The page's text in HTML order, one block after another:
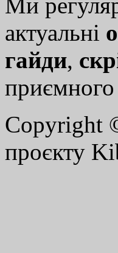
Ми
актуальні
гайди,
Copyright
проєкту